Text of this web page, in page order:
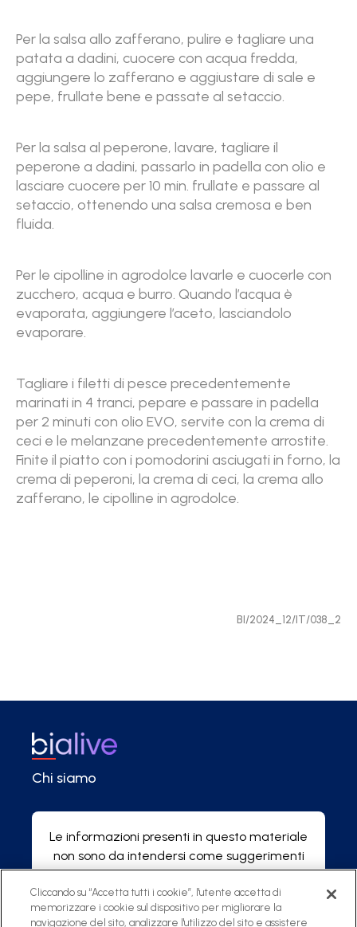
Per la salsa allo zafferano, pulire e tagliare una
patata a dadini, cuocere con acqua fredda,
aggiungere lo zafferano e aggiustare di sale e
pepe, frullate bene e passate al setaccio.
Per la salsa al peperone, lavare, tagliare il
peperone a dadini, passarlo in padella con olio e
lasciare cuocere per 10 min. frullate e passare al
setaccio, ottenendo una salsa cremosa e ben
fluida.
Per le cipolline in agrodolce lavarle e cuocerle con
zucchero, acqua e burro. Quando l’acqua è
evaporata, aggiungere l’aceto, lasciandolo
evaporare.
Tagliare i filetti di pesce precedentemente
marinati in 4 tranci, pepare e passare in padella
per 2 minuti con olio EVO, servite con la crema di
ceci e le melanzane precedentemente arrostite.
Finite il piatto con i pomodorini asciugati in forno, la
crema di peperoni, la crema di ceci, la crema allo
zafferano, le cipolline in agrodolce.
BI/2024_12/IT/038_2
Chi siamo
Le informazioni presenti in questo materiale
non sono da intendersi come suggerimenti
di natura medica che, in caso di necessità,
devono essere richiesti al proprio medico.
Cliccando su “Accetta tutti i cookie”, l'utente accetta di
memorizzare i cookie sul dispositivo per migliorare la
navigazione del sito, analizzare l'utilizzo del sito e assistere